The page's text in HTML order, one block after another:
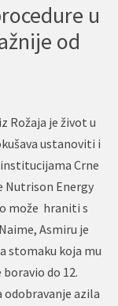
u
od
Rožaja je život u
ustanoviti i
Crne
Nutrison Energy
može hraniti s
Asmiru je
stomaku koja mu
do 12.
odobravanje azila